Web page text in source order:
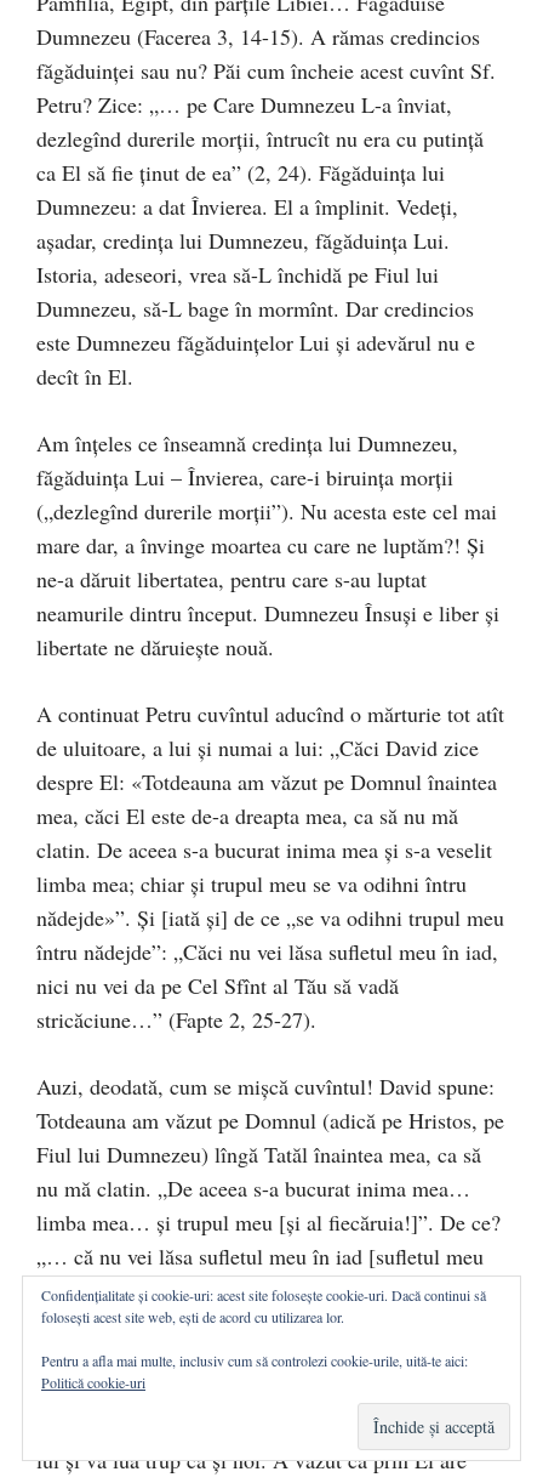
Dumnezeu (Facerea 3, 14-15). A rămas credincios
făgăduinţei sau nu? Păi cum încheie acest cuvînt Sf.
Petru? Zice: „… pe Care Dumnezeu L-a înviat,
dezlegînd durerile morţii, întrucît nu era cu putinţă
ca El să fie ţinut de ea” (2, 24). Făgăduinţa lui
Dumnezeu: a dat Învierea. El a împlinit. Vedeţi,
aşadar, credinţa lui Dumnezeu, făgăduinţa Lui.
Istoria, adeseori, vrea să-L închidă pe Fiul lui
Dumnezeu, să-L bage în mormînt. Dar credincios
este Dumnezeu făgăduinţelor Lui şi adevărul nu e
decît în El.
Am înţeles ce înseamnă credinţa lui Dumnezeu,
făgăduinţa Lui – Învierea, care-i biruinţa morţii
(„dezlegînd durerile morţii”). Nu acesta este cel mai
mare dar, a învinge moartea cu care ne luptăm?! Şi
ne-a dăruit libertatea, pentru care s-au luptat
neamurile dintru început. Dumnezeu Însuşi e liber şi
libertate ne dăruieşte nouă.
A continuat Petru cuvîntul aducînd o mărturie tot atît
de uluitoare, a lui şi numai a lui: „Căci David zice
despre El: «Totdeauna am văzut pe Domnul înaintea
mea, căci El este de-a dreapta mea, ca să nu mă
clatin. De aceea s-a bucurat inima mea şi s-a veselit
limba mea; chiar şi trupul meu se va odihni întru
nădejde»”. Şi [iată şi] de ce „se va odihni trupul meu
întru nădejde”: „Căci nu vei lăsa sufletul meu în iad,
nici nu vei da pe Cel Sfînt al Tău să vadă
stricăciune…” (Fapte 2, 25-27).
Auzi, deodată, cum se mişcă cuvîntul! David spune:
Totdeauna am văzut pe Domnul (adică pe Hristos, pe
Fiul lui Dumnezeu) lîngă Tatăl înaintea mea, ca să
nu mă clatin. „De aceea s-a bucurat inima mea…
limba mea… şi trupul meu [şi al fiecăruia!]”. De ce?
„… că nu vei lăsa sufletul meu în iad [sufletul meu
va fi în lumina credinţei, nu în iad], nici nu vei da pe
Cel Sfînt al Tău să vadă stricăciune” – la Domnul se
referă. Deci Petru vorbeşte despre David. David a
profeţit că el a văzut pe Fiul lui Dumnezeu de-a
dreapta Tatălui, a văzut că Se va întrupa din coapsele
lui şi va lua trup ca şi noi. A văzut că prin El are
Confidențialitate și cookie-uri: acest site folosește cookie-uri. Dacă continui să
folosești acest site web, ești de acord cu utilizarea lor.
Pentru a afla mai multe, inclusiv cum să controlezi cookie-urile, uită-te aici:
Politică cookie-uri